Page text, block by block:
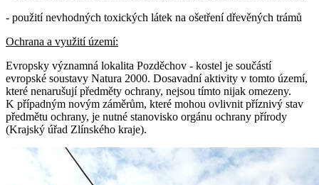
- použití nevhodných toxických látek na ošetření dřevěných trámů
Ochrana a využití území:
Evropsky významná lokalita Pozděchov - kostel je součástí
evropské soustavy Natura 2000. Dosavadní aktivity v tomto území,
které nenarušují předměty ochrany, nejsou tímto nijak omezeny.
K případným novým záměrům, které mohou ovlivnit příznivý stav
předmětu ochrany, je nutné stanovisko orgánu ochrany přírody
(Krajský úřad Zlínského kraje).